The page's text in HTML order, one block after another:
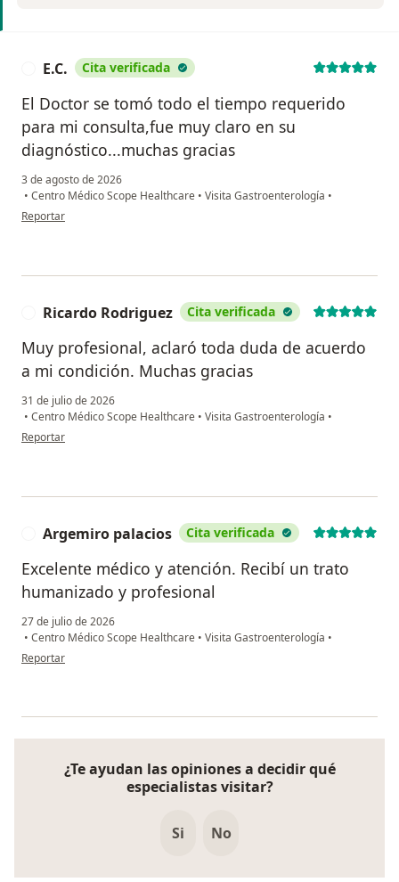
E.C. Cita verificada
El Doctor se tomó todo el tiempo requerido
para mi consulta,fue muy claro en su
diagnóstico...muchas gracias
3 de agosto de 2026
• Centro Médico Scope Healthcare • Visita Gastroenterología •
en opinión del usuario E.C.
Reportar
Ricardo Rodriguez Cita verificada
Muy profesional, aclaró toda duda de acuerdo
a mi condición. Muchas gracias
31 de julio de 2026
• Centro Médico Scope Healthcare • Visita Gastroenterología •
en opinión del usuario Ricardo Rodriguez
Reportar
Argemiro palacios Cita verificada
Excelente médico y atención. Recibí un trato
humanizado y profesional
27 de julio de 2026
• Centro Médico Scope Healthcare • Visita Gastroenterología •
en opinión del usuario Argemiro palacios
Reportar
¿Te ayudan las opiniones a decidir qué
especialistas visitar?
Si No